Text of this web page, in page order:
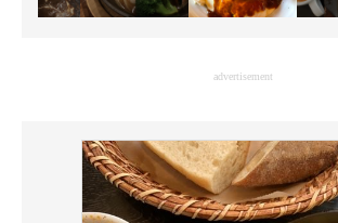
advertisement